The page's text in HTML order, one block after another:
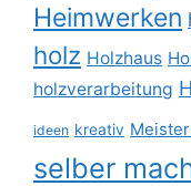
Heimwerken
holz Holzhaus
holzverarbeitung
ideen kreativ
selber